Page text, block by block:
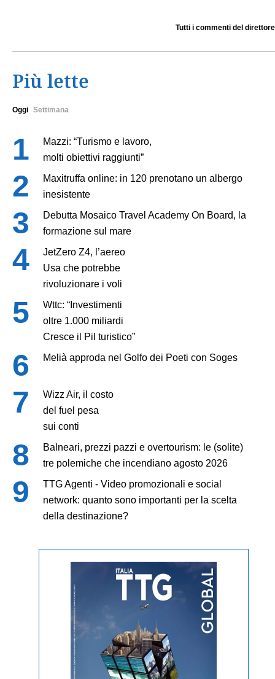
Tutti i commenti del direttore
Più lette
Oggi Settimana
Mazzi: “Turismo e lavoro,
molti obiettivi raggiunti”
Maxitruffa online: in 120 prenotano un albergo
inesistente
Debutta Mosaico Travel Academy On Board, la
formazione sul mare
JetZero Z4, l’aereo
Usa che potrebbe
rivoluzionare i voli
Wttc: “Investimenti
oltre 1.000 miliardi
Cresce il Pil turistico”
Melià approda nel Golfo dei Poeti con Soges
Wizz Air, il costo
del fuel pesa
sui conti
Balneari, prezzi pazzi e overtourism: le (solite)
tre polemiche che incendiano agosto 2026
TTG Agenti - Video promozionali e social
network: quanto sono importanti per la scelta
della destinazione?